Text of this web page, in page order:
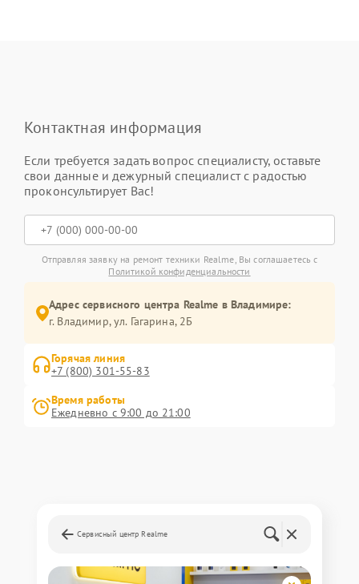
Контактная информация
Если требуется задать вопрос специалисту, оставьте
свои данные и дежурный специалист с радостью
проконсультирует Вас!
Отправляя заявку на ремонт техники Realme, Вы соглашаетесь с
Политикой конфиденциальности
Адрес сервисного центра Realme в Владимире:
г. Владимир, ул. Гагарина, 2Б
Горячая линия
+7 (800) 301-55-83
Время работы
Ежедневно с 9:00 до 21:00
Сервисный центр Realme